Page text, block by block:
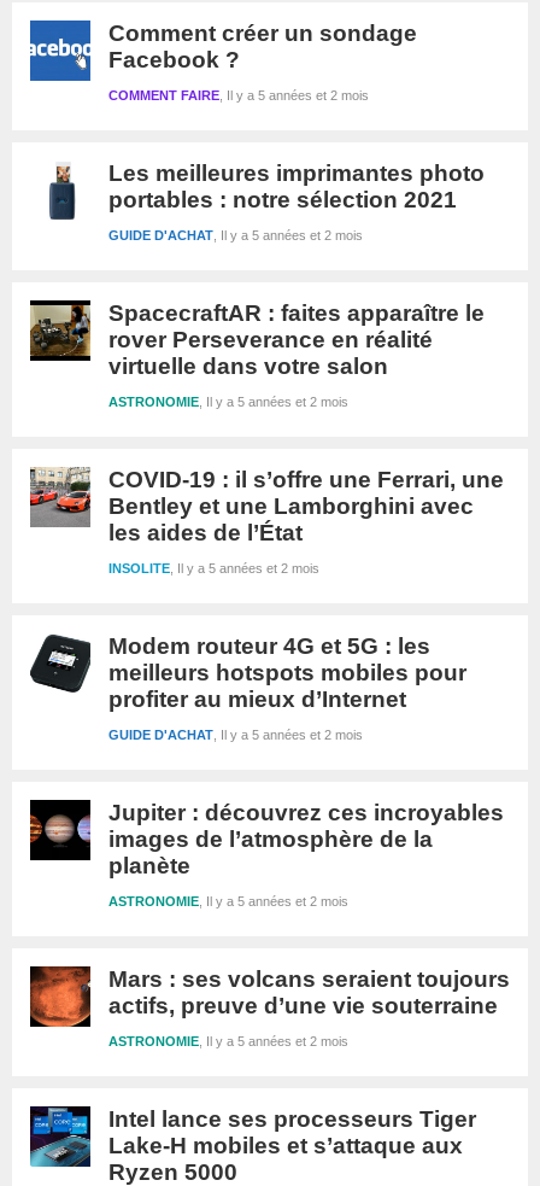
Comment créer un sondage
Facebook ?
Il y a 5 années et 2 mois
COMMENT FAIRE
Les meilleures imprimantes photo
portables : notre sélection 2021
Il y a 5 années et 2 mois
GUIDE D'ACHAT
SpacecraftAR : faites apparaître le
rover Perseverance en réalité
virtuelle dans votre salon
Il y a 5 années et 2 mois
ASTRONOMIE
COVID-19 : il s’offre une Ferrari, une
Bentley et une Lamborghini avec
les aides de l’État
Il y a 5 années et 2 mois
INSOLITE
Modem routeur 4G et 5G : les
meilleurs hotspots mobiles pour
profiter au mieux d’Internet
Il y a 5 années et 2 mois
GUIDE D'ACHAT
Jupiter : découvrez ces incroyables
images de l’atmosphère de la
planète
Il y a 5 années et 2 mois
ASTRONOMIE
Mars : ses volcans seraient toujours
actifs, preuve d’une vie souterraine
Il y a 5 années et 2 mois
ASTRONOMIE
Intel lance ses processeurs Tiger
Lake-H mobiles et s’attaque aux
Ryzen 5000